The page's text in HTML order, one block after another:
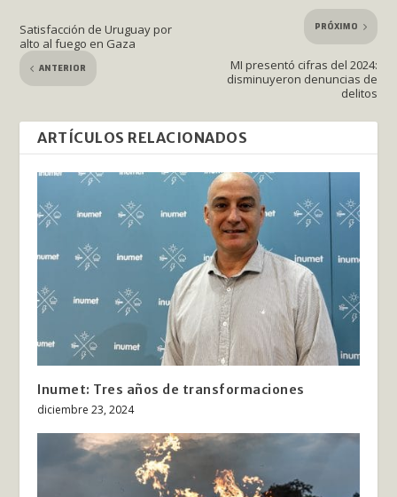
Satisfacción de Uruguay por
alto al fuego en Gaza
ANTERIOR
PRÓXIMO
MI presentó cifras del 2024:
disminuyeron denuncias de
delitos
ARTÍCULOS RELACIONADOS
Inumet: Tres años de transformaciones
diciembre 23, 2024